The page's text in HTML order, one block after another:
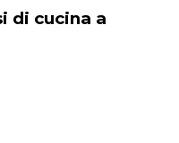
di cucina a